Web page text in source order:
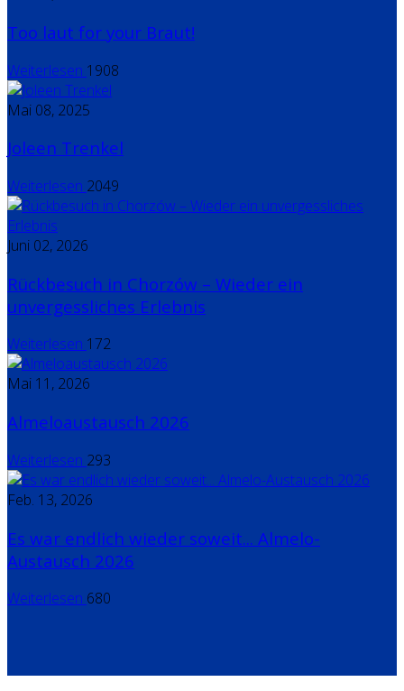
Too laut for your Braut!
Weiterlesen 1908
Mai 08, 2025
Joleen Trenkel
Weiterlesen 2049
Juni 02, 2026
Rückbesuch in Chorzów – Wieder ein
unvergessliches Erlebnis
Weiterlesen 172
Mai 11, 2026
Almeloaustausch 2026
Weiterlesen 293
Feb. 13, 2026
Es war endlich wieder soweit... Almelo-
Austausch 2026
Weiterlesen 680